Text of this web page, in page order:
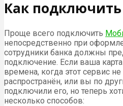
Как подключить
Проще всего подключить
непосредственно при
сотрудники банка должны
подключение. Если ваша
времена, когда этот сервис
распространён, или вы по
подключили его, но теперь
несколько способов: